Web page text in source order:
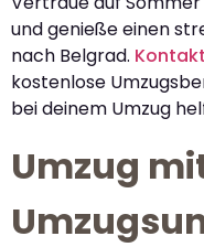
und genieße einen
nach Belgrad.
kostenlose
bei deinem Umzug
Umzug